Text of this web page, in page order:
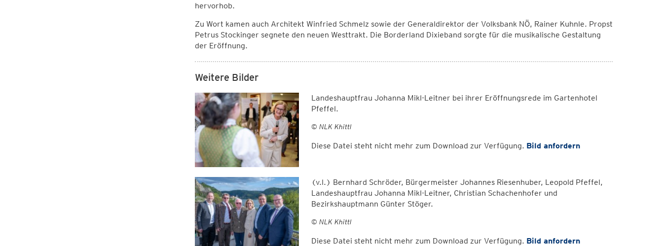
hervorhob.
Zu Wort kamen auch Architekt Winfried Schmelz sowie der Generaldirektor der Volksbank NÖ, Rainer Kuhnle. Propst
Petrus Stockinger segnete den neuen Westtrakt. Die Borderland Dixieband sorgte für die musikalische Gestaltung
der Eröffnung.
Weitere Bilder
Landeshauptfrau Johanna Mikl-Leitner bei ihrer Eröffnungsrede im Gartenhotel
Pfeffel.
© NLK Khittl
Diese Datei steht nicht mehr zum Download zur Verfügung. Bild anfordern
(v.l.) Bernhard Schröder, Bürgermeister Johannes Riesenhuber, Leopold Pfeffel,
Landeshauptfrau Johanna Mikl-Leitner, Christian Schachenhofer und
Bezirkshauptmann Günter Stöger.
© NLK Khittl
Diese Datei steht nicht mehr zum Download zur Verfügung. Bild anfordern